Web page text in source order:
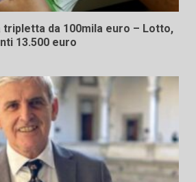
tripletta da 100mila euro – Lotto,
13.500 euro